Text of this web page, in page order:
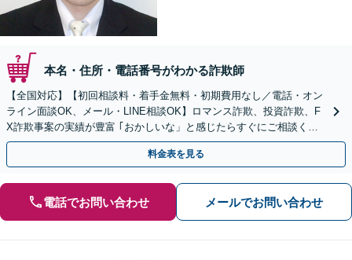
本名・住所・電話番号がわかる詐欺師
【全国対応】【初回相談料・着手金無料・初期費用なし／電話・オン
ライン面談OK、メール・LINE相談OK】ロマンス詐欺、投資詐欺、F
X詐欺事案の実績が豊富 ｢おかしいな」と感じたらすぐにご相談くだ
さい。
料金表を見る
電話でお問い合わせ メールでお問い合わせ